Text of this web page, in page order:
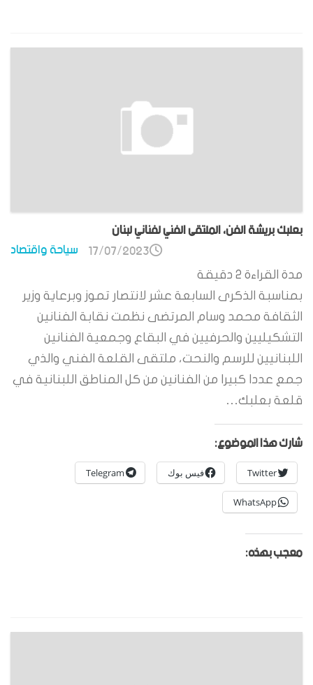
بعلبك بريشة الفن، الملتقى الفني لفناني لبنان
سياحة واقتصاد 17/07/2023
مدة القراءة 2 دقيقة
بمناسبة الذكرى السابعة عشر لانتصار تموز وبرعاية وزير
الثقافة محمد وسام المرتضى نظمت نقابة الفنانين
التشكيليين والحرفيين في البقاع وجمعية الفنانين
اللبنانيين للرسم والنحت، ملتقى القلعة الفني والذي
جمع عددا كبيرا من الفنانين من كل المناطق اللبنانية في
قلعة بعلبك…
شارك هذا الموضوع:
Twitter فيس بوك Telegram
WhatsApp
معجب بهذه: